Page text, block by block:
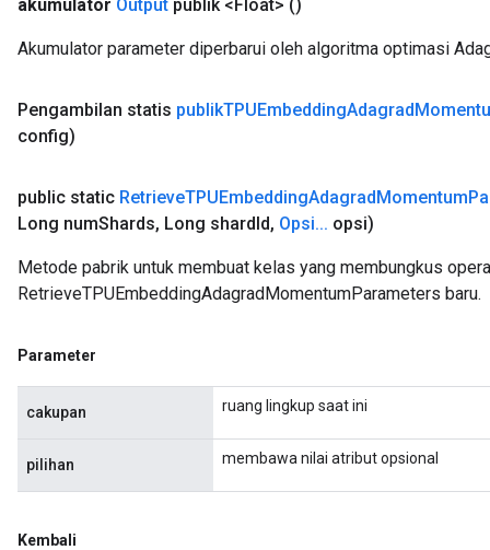
akumulator Output publik <Float> ()
Akumulator parameter diperbarui oleh algoritma optimasi
Pengambilan statis publikTPUEmbeddingAdagrad
config)
public static RetrieveTPUEmbeddingAdagradMomentum
Long numShards, Long shardId, Opsi... opsi)
Metode pabrik untuk membuat kelas yang membungkus
RetrieveTPUEmbeddingAdagradMomentumParameters baru.
Parameter
cakupan ruang lingkup saat ini
pilihan membawa nilai atribut opsional
Kembali